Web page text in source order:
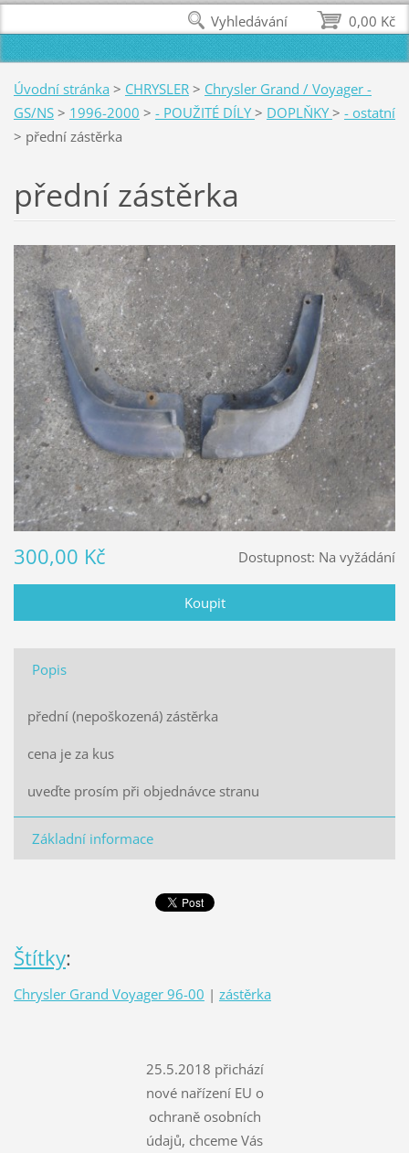
Úvodní stránka > CHRYSLER > Chrysler Grand / Voyager -
GS/NS > 1996-2000 > - POUŽITÉ DÍLY> DOPLŇKY> - ostatní
> přední zástěrka
přední zástěrka
Dostupnost: Na vyžádání
300,00 Kč
Popis
přední (nepoškozená) zástěrka
cena je za kus
uveďte prosím při objednávce stranu
Základní informace
Štítky:
Chrysler Grand Voyager 96-00 | zástěrka
25.5.2018 přichází
nové nařízení EU o
ochraně osobních
údajů, chceme Vás
0,00 Kč
Vyhledávání